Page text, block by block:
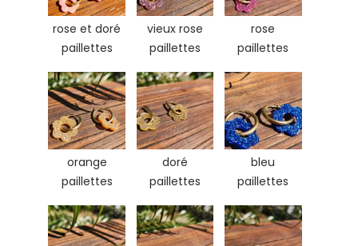
rose et doré
paillettes
vieux rose
paillettes
rose
paillettes
orange
paillettes
doré
paillettes
bleu
paillettes